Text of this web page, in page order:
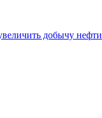
добычу нефти